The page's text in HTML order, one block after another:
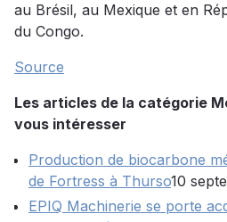
au Brésil, au Mexique et en
du Congo.
Source
Les articles de la catégorie
vous intéresser
Production de biocarbone
de Fortress à Thurso10
EPIQ Machinerie se porte